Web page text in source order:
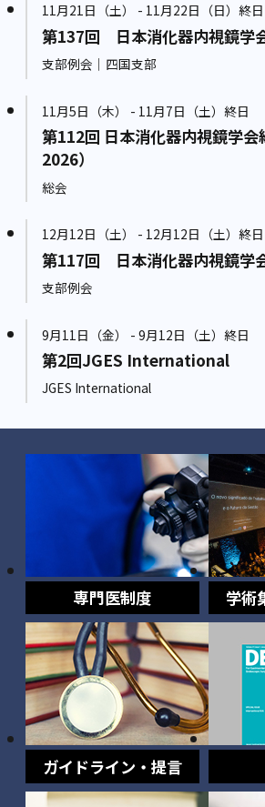
11月21日（土） - 11月22日（日）終日
第137回 日本消化器内視鏡学
支部例会｜四国支部
11月5日（木） - 11月7日（土）終日
第112回 日本消化器内視鏡学
2026）
総会
12月12日（土） - 12月12日（土）終日
第117回 日本消化器内視鏡学
支部例会
9月11日（金） - 9月12日（土）終日
第2回JGES International
JGES International
専門医制度 学術
ガイドライン・提言